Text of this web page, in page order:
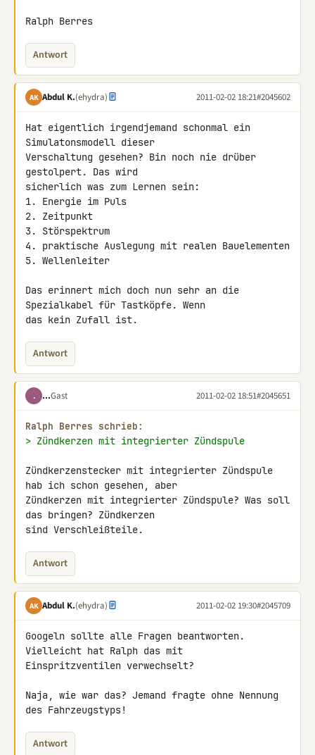
Ralph Berres
Antwort
AK Abdul K.(ehydra) 2011-02-02 18:21#2045602
Hat eigentlich irgendjemand schonmal ein
Simulatonsmodell dieser
Verschaltung gesehen? Bin noch nie drüber
gestolpert. Das wird
sicherlich was zum Lernen sein:
1. Energie im Puls
2. Zeitpunkt
3. Störspektrum
4. praktische Auslegung mit realen Bauelementen
5. Wellenleiter
Das erinnert mich doch nun sehr an die
Spezialkabel für Tastköpfe. Wenn
das kein Zufall ist.
Antwort
. ...Gast 2011-02-02 18:51#2045651
Ralph Berres schrieb:
> Zündkerzen mit integrierter Zündspule
Zündkerzenstecker mit integrierter Zündspule
hab ich schon gesehen, aber
Zündkerzen mit integrierter Zündspule? Was soll
das bringen? Zündkerzen
sind Verschleißteile.
Antwort
AK Abdul K.(ehydra) 2011-02-02 19:30#2045709
Googeln sollte alle Fragen beantworten.
Vielleicht hat Ralph das mit
Einspritzventilen verwechselt?
Naja, wie war das? Jemand fragte ohne Nennung
des Fahrzeugstyps!
Antwort